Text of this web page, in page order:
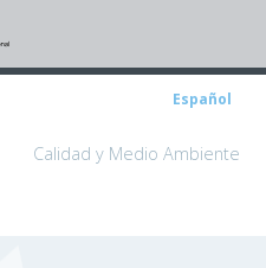
Español
Calidad y Medio Ambiente